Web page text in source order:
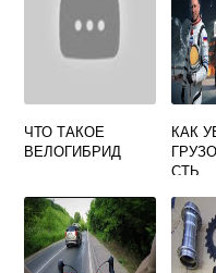
ЧТО ТАКОЕ
ВЕЛОГИБРИД
КАК
СТЬ